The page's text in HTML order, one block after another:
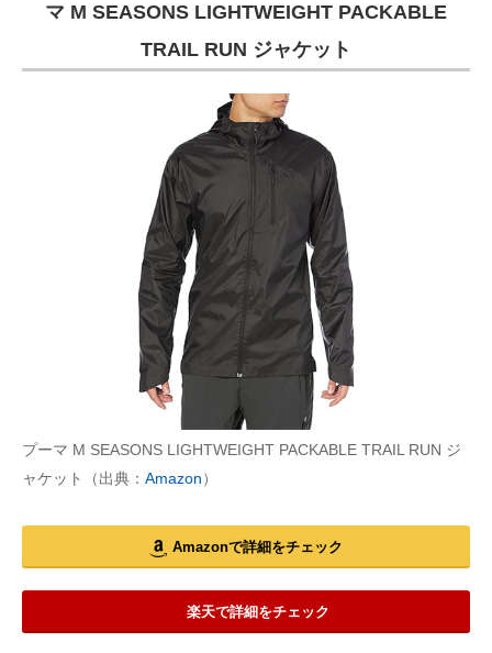
マ M SEASONS LIGHTWEIGHT PACKABLE
TRAIL RUN ジャケット
プーマ M SEASONS LIGHTWEIGHT PACKABLE TRAIL RUN ジ
ャケット（出典： Amazon）
Amazonで詳細をチェック
楽天で詳細をチェック